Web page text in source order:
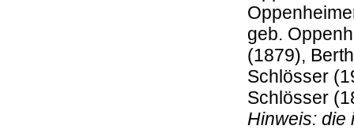
geb.
(1879),
Schlösser
Schlösser
Hinweis: die